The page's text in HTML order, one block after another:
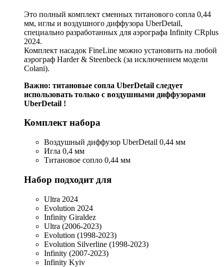
Это полный комплект сменных титанового сопла 0,44
мм, иглы и воздушного диффузора UberDetail,
специально разработанных для аэрографа Infinity CRplus
2024.
Комплект насадок FineLine можно установить на любой
аэрограф Harder & Steenbeck (за исключением модели
Colani).
Важно: титановые сопла UberDetail следует
использовать только с воздушными диффузорами
UberDetail !
Комплект набора
Воздушный диффузор UberDetail 0,44 мм
Игла 0,4 мм
Титановое сопло 0,44 мм
Набор подходит для
Ultra 2024
Evolution 2024
Infinity Giraldez
Ultra (2006-2023)
Evolution (1998-2023)
Evolution Silverline (1998-2023)
Infinity (2007-2023)
Infinity Kyiv